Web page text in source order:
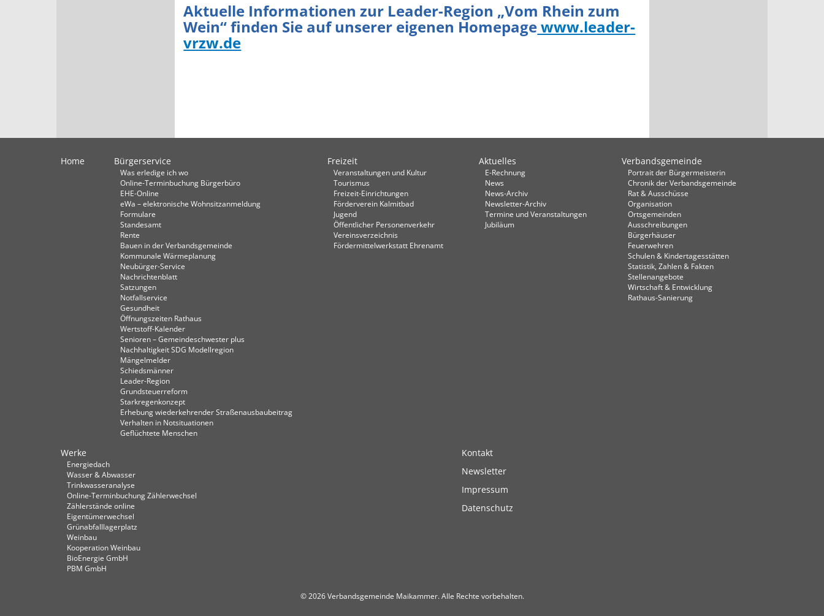
Aktuelle Informationen zur Leader-Region „Vom Rhein zum
Wein“ finden Sie auf unserer eigenen Homepagewww.leader-
vrzw.de
Home Bürgerservice
Was erledige ich wo
Online-Terminbuchung Bürgerbüro
EHE-Online
eWa – elektronische Wohnsitzanmeldung
Formulare
Standesamt
Rente
Bauen in der Verbandsgemeinde
Kommunale Wärmeplanung
Neubürger-Service
Nachrichtenblatt
Satzungen
Notfallservice
Gesundheit
Öffnungszeiten Rathaus
Wertstoff-Kalender
Senioren – Gemeindeschwester plus
Nachhaltigkeit SDG Modellregion
Mängelmelder
Schiedsmänner
Leader-Region
Grundsteuerreform
Starkregenkonzept
Erhebung wiederkehrender Straßenausbaubeitrag
Verhalten in Not­situationen
Geflüchtete Menschen
Freizeit
Veranstaltungen und Kultur
Tourismus
Freizeit-Einrichtungen
Förderverein Kalmitbad
Jugend
Öffentlicher Personenverkehr
Vereinsverzeichnis
Fördermittelwerkstatt Ehrenamt
Aktuelles
E-Rechnung
News
News-Archiv
Newsletter-Archiv
Termine und Veranstaltungen
Jubiläum
Verbandsgemeinde
Portrait der Bürgermeisterin
Chronik der Verbandsgemeinde
Rat & Ausschüsse
Organisation
Ortsgemeinden
Ausschreibungen
Bürgerhäuser
Feuerwehren
Schulen & Kindertagesstätten
Statistik, Zahlen & Fakten
Stellenangebote
Wirtschaft & Entwicklung
Rathaus-Sanierung
Werke
Energiedach
Wasser & Abwasser
Trinkwasseranalyse
Online-Terminbuchung Zählerwechsel
Zählerstände online
Eigentümerwechsel
Grünabfalllagerplatz
Weinbau
Kooperation Weinbau
BioEnergie GmbH
PBM GmbH
Kontakt
Newsletter
Impressum
Datenschutz
© 2026 Verbandsgemeinde Maikammer. Alle Rechte vorbehalten.